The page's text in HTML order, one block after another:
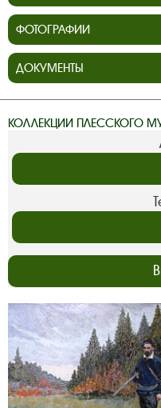
ФОТОГРАФИИ
ДОКУМЕНТЫ
КОЛЛЕКЦИИ ПЛЕССКОГО